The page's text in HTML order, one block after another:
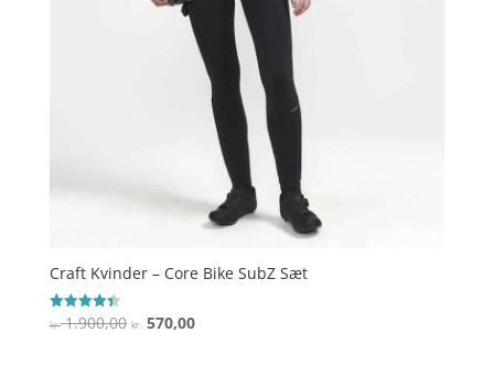
Craft Kvinder – Core Bike SubZ Sæt
Vurderet
4.4
kr.1.900,00 Den
kr.570,00Den